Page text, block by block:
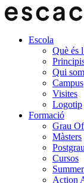
Escola
Què és
Qui som
Campus
Visites
Logotip
Formació
Grau
Màsters
Cursos
Action